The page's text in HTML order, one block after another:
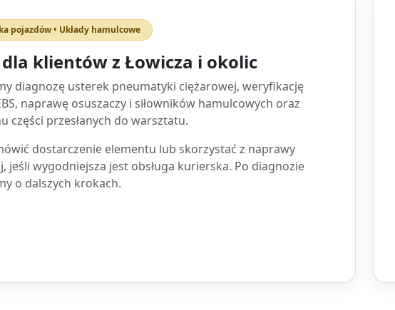
pojazdów • Układy hamulcowe
klientów z Łowicza i okolic
diagnozę usterek pneumatyki ciężarowej, weryfikację
naprawę osuszaczy i siłowników hamulcowych oraz
części przesłanych do warsztatu.
dostarczenie elementu lub skorzystać z naprawy
jeśli wygodniejsza jest obsługa kurierska. Po diagnozie
o dalszych krokach.